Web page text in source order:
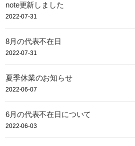
note更新しました
2022-07-31
8月の代表不在日
2022-07-31
夏季休業のお知らせ
2022-06-07
6月の代表不在日について
2022-06-03